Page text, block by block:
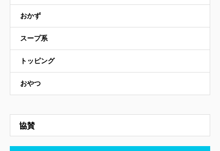
おかず
スープ系
トッピング
おやつ
協賛